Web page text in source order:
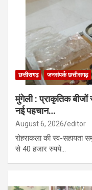
छत्तीसगढ़ जनसंपर्क छत्तीसगढ़
मुंगेली : प्राकृतिक बीजों
नई पहचान…
August 6, 2026 editor
रोहराकला की स्व-सहायता
से 40 हजार रुपये…